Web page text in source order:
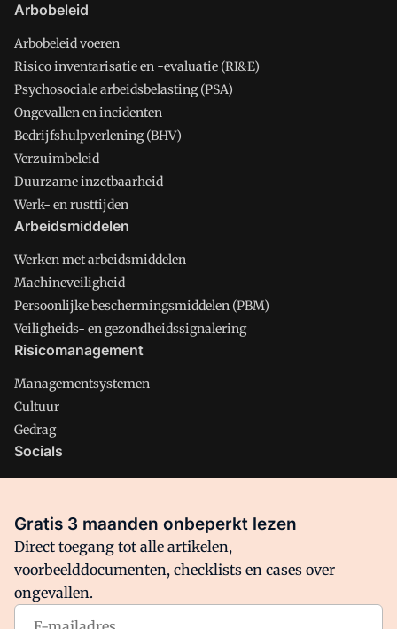
Arbobeleid
Arbobeleid voeren
Risico inventarisatie en -evaluatie (RI&E)
Psychosociale arbeidsbelasting (PSA)
Ongevallen en incidenten
Bedrijfshulpverlening (BHV)
Verzuimbeleid
Duurzame inzetbaarheid
Werk- en rusttijden
Arbeidsmiddelen
Werken met arbeidsmiddelen
Machineveiligheid
Persoonlijke beschermingsmiddelen (PBM)
Veiligheids- en gezondheidssignalering
Risicomanagement
Managementsystemen
Cultuur
Gedrag
Socials
Facebook
Arbo is onderdeel van VMN media. Lees inons manifestwaar
Gratis 3 maanden onbeperkt lezen
Direct toegang tot alle artikelen,
voorbeelddocumenten, checklists en cases over
ongevallen.